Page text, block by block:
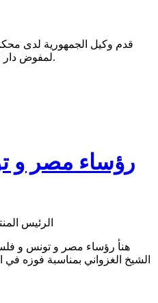
قدم وكيل الجمهورية لدى
لمفوض دار النعيم (2) المختار ولد إسلمُ سيدو.
رؤساء مصر و
هنأ رؤساء مصر و تونس و
الشيخ الغزواني بمناسبة فوزه في